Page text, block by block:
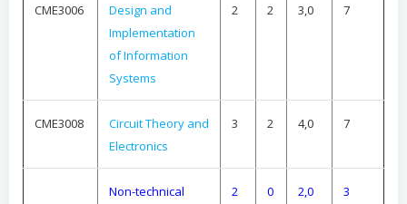
CME3006
Design and
Implementation
of Information
Systems
2 2 3,0 7
CME3008
Circuit Theory and
Electronics
3 2 4,0 7
Non-technical
2 0 2,0 3